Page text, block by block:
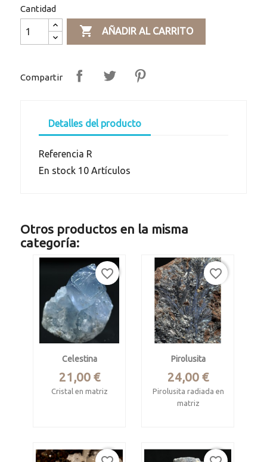
Cantidad
 AÑADIR AL CARRITO
Compartir
Detalles del producto
Referencia R
En stock 10 Artículos
Otros productos en la misma
categoría:
Celestina
Precio
21,00 €
Cristal en matriz
Mide 4.8 x 3.5 x 3.3
favorite_border
Pirolusita
Precio
24,00 €
Pirolusita radiada en
matriz
Ouarzazate,
favorite_border